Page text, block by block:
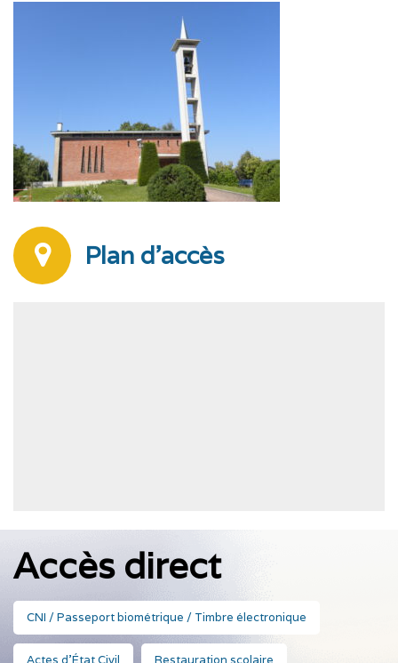
Plan d'accès
Accès direct
CNI / Passeport biométrique / Timbre électronique
Actes d'État Civil Restauration scolaire